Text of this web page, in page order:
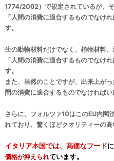
1774/2002）で規定されているが、
「人間の消費に適合するものでなけ
す。
生の動物材料だけでなく、植物材料
「人間の消費に適合するものでなけ
す。
また、当然のことですが、出来上が
間の消費に適合するものでなければい
さらに、フォルツァ10はこのEU内閣
れており、驚くほどクオリティーの高
イタリア本国では、高価なフード
価格が抑えられています。